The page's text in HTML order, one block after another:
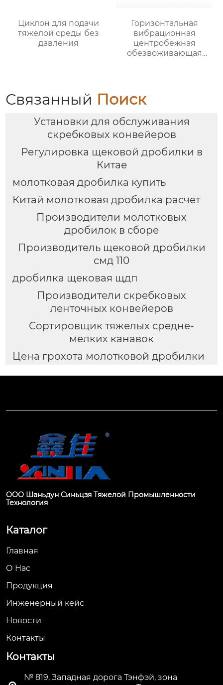
Циклон для подачи
тяжелой среды без
давления
Горизонтальная
вибрационная
центробежная
обезвоживающая
Связанный Поиск
Установки для обслуживания
скребковых конвейеров
Регулировка щековой дробилки в
Китае
молотковая дробилка купить
Китай молотковая дробилка расчет
Производители молотковых
дробилок в сборе
Производитель щековой дробилки
смд 110
дробилка щековая щдп
Производители скребковых
ленточных конвейеров
Сортировщик тяжелых средне-
мелких канавок
Цена грохота молотковой дробилки
ООО Шаньдун Синьцзя Тяжелой Промышленности
Технология
Каталог
Главная
О Hас
Продукция
Инженерный кейс
Новости
Контакты
Контакты
№ 819, Западная дорога Тэнфэй, зона